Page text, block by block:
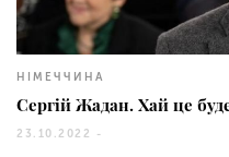
НІМЕЧЧИНА
Сергій Жадан. Хай це
23.10.2022 -